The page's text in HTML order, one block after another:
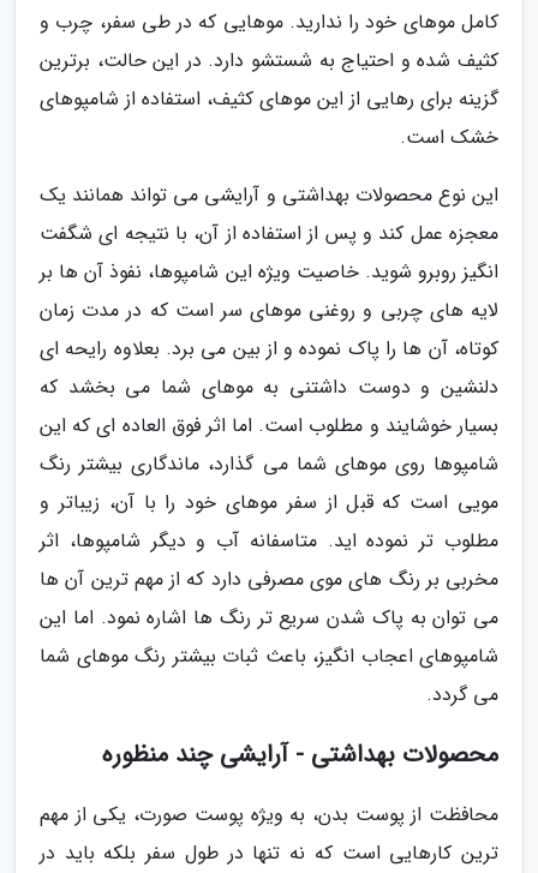
کامل موهای خود را ندارید. موهایی که در طی سفر، چرب و
کثیف شده و احتیاج به شستشو دارد. در این حالت، برترین
گزینه برای رهایی از این موهای کثیف، استفاده از شامپوهای
خشک است.
این نوع محصولات بهداشتی و آرایشی می تواند همانند یک
معجزه عمل کند و پس از استفاده از آن، با نتیجه ای شگفت
انگیز روبرو شوید. خاصیت ویژه این شامپوها، نفوذ آن ها بر
لایه های چربی و روغنی موهای سر است که در مدت زمان
کوتاه، آن ها را پاک نموده و از بین می برد. بعلاوه رایحه ای
دلنشین و دوست داشتنی به موهای شما می بخشد که
بسیار خوشایند و مطلوب است. اما اثر فوق العاده ای که این
شامپوها روی موهای شما می گذارد، ماندگاری بیشتر رنگ
مویی است که قبل از سفر موهای خود را با آن، زیباتر و
مطلوب تر نموده اید. متاسفانه آب و دیگر شامپوها، اثر
مخربی بر رنگ های موی مصرفی دارد که از مهم ترین آن ها
می توان به پاک شدن سریع تر رنگ ها اشاره نمود. اما این
شامپوهای اعجاب انگیز، باعث ثبات بیشتر رنگ موهای شما
می گردد.
محصولات بهداشتی - آرایشی چند منظوره
محافظت از پوست بدن، به ویژه پوست صورت، یکی از مهم
ترین کارهایی است که نه تنها در طول سفر بلکه باید در